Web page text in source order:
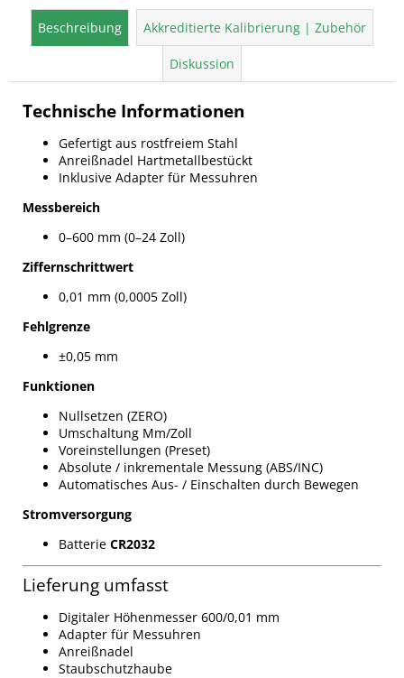
Beschreibung Akkreditierte Kalibrierung | Zubehör
Diskussion
Technische Informationen
Gefertigt aus rostfreiem Stahl
Anreißnadel Hartmetallbestückt
Inklusive Adapter für Messuhren
Messbereich
0–600 mm (0–24 Zoll)
Ziffernschrittwert
0,01 mm (0,0005 Zoll)
Fehlgrenze
±0,05 mm
Funktionen
Nullsetzen (ZERO)
Umschaltung Mm/Zoll
Voreinstellungen (Preset)
Absolute / inkrementale Messung (ABS/INC)
Automatisches Aus- / Einschalten durch Bewegen
Stromversorgung
Batterie CR2032
Lieferung umfasst
Digitaler Höhenmesser 600/0,01 mm
Adapter für Messuhren
Anreißnadel
Staubschutzhaube